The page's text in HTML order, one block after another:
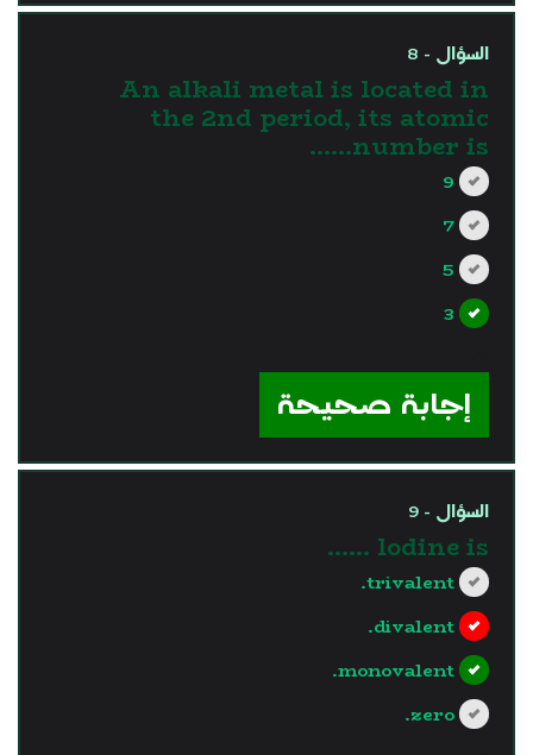
السؤال - 8
An alkali metal is located in
the 2nd period, its atomic
number is……
9
7
5
3
إجابة صحيحة
السؤال - 9
lodine is ……
trivalent.
divalent.
monovalent.
zero.